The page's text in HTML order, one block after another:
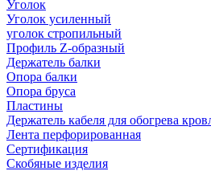
Уголок
Уголок усиленный
уголок стропильный
Профиль Z-образный
Держатель балки
Опора балки
Опора бруса
Пластины
Держатель кабеля для обогрева
Лента перфорированная
Сертификация
Скобяные изделия